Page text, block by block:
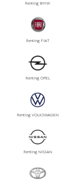
Renting BMW
Renting FIAT
Renting OPEL
Renting VOLKSWAGEN
Renting NISSAN